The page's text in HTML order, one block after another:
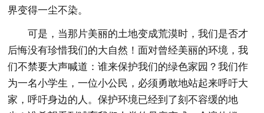
界变得一尘不染。
可是，当那片美丽的土地变成荒漠时，我们是否才
后悔没有珍惜我们的大自然！面对曾经美丽的环境，我
们不禁要大声喊道：谁来保护我们的绿色家园？我们作
为一名小学生，一位小公民，必须勇敢地站起来呼吁大
家，呼吁身边的人。保护环境已经到了刻不容缓的地